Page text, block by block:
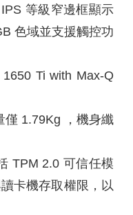
等級窄邊框顯示
色域並支援觸控功
Ti with Max-Q
僅 1.79Kg ，機身纖
TPM 2.0 可信任模
卡機存取權限，以